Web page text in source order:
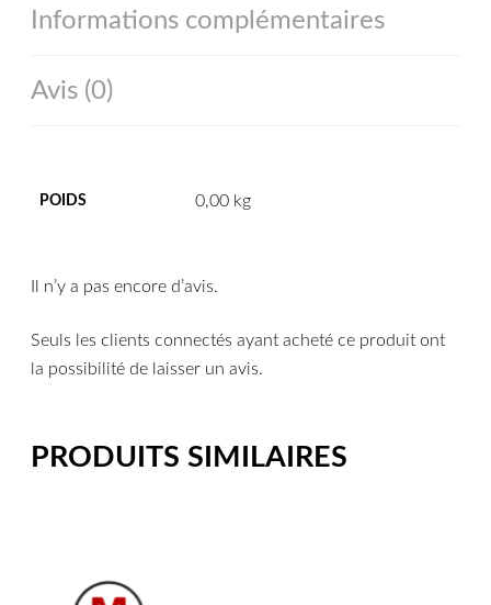
Informations complémentaires
Avis (0)
POIDS 0,00 kg
Il n’y a pas encore d’avis.
Seuls les clients connectés ayant acheté ce produit ont
la possibilité de laisser un avis.
PRODUITS SIMILAIRES